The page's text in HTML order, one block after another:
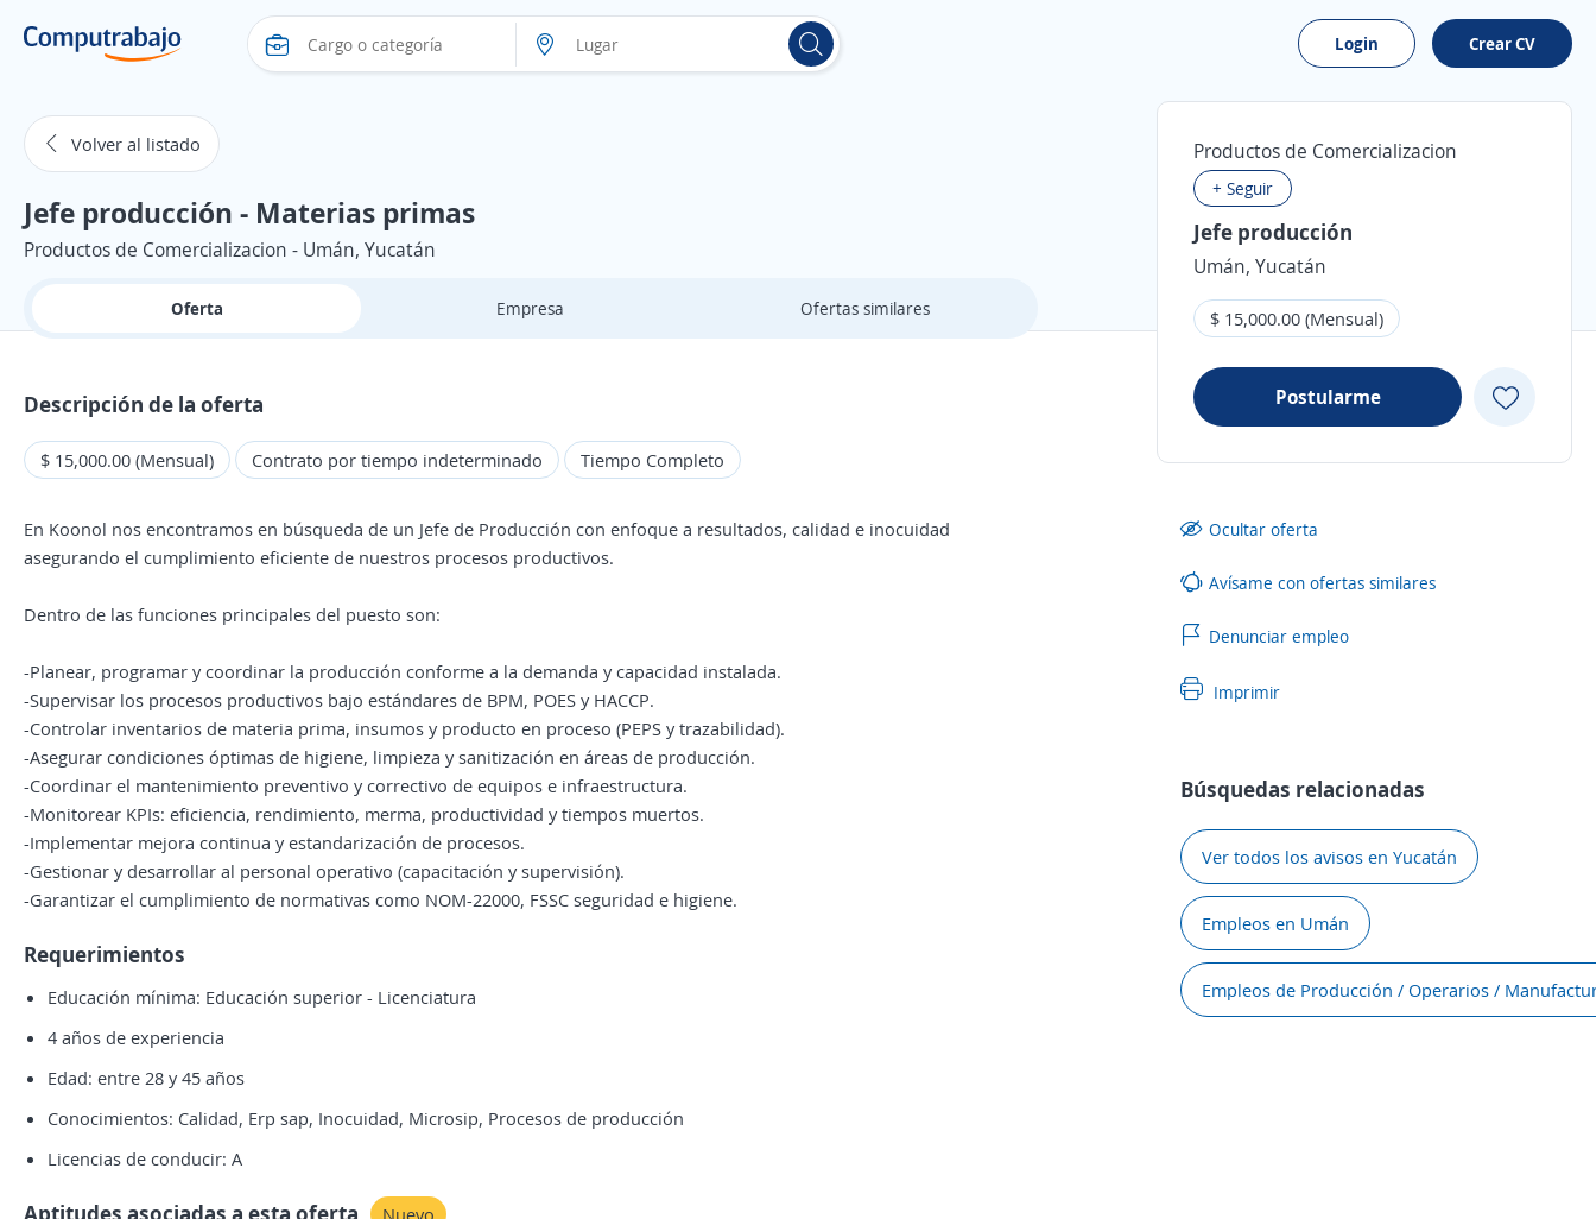
Login Crear CV
Volver al listado
Jefe producción - Materias primas
Productos de Comercializacion - Umán, Yucatán
Oferta Empresa Ofertas similares
Descripción de la oferta
$ 15,000.00 (Mensual) Contrato por tiempo indeterminado Tiempo Completo
En Koonol nos encontramos en búsqueda de un Jefe de Producción con enfoque a resultados, calidad e inocuidad
asegurando el cumplimiento eficiente de nuestros procesos productivos.
Dentro de las funciones principales del puesto son:
-Planear, programar y coordinar la producción conforme a la demanda y capacidad instalada.
-Supervisar los procesos productivos bajo estándares de BPM, POES y HACCP.
-Controlar inventarios de materia prima, insumos y producto en proceso (PEPS y trazabilidad).
-Asegurar condiciones óptimas de higiene, limpieza y sanitización en áreas de producción.
-Coordinar el mantenimiento preventivo y correctivo de equipos e infraestructura.
-Monitorear KPIs: eficiencia, rendimiento, merma, productividad y tiempos muertos.
-Implementar mejora continua y estandarización de procesos.
-Gestionar y desarrollar al personal operativo (capacitación y supervisión).
-Garantizar el cumplimiento de normativas como NOM-22000, FSSC seguridad e higiene.
Requerimientos
Educación mínima: Educación superior - Licenciatura
4 años de experiencia
Edad: entre 28 y 45 años
Conocimientos: Calidad, Erp sap, Inocuidad, Microsip, Procesos de producción
Licencias de conducir: A
Aptitudes asociadas a esta oferta Nuevo
Productos de Comercializacion
+ Seguir
Jefe producción
Umán, Yucatán
$ 15,000.00 (Mensual)
Postularme
Ocultar oferta
Avísame con ofertas similares
Denunciar empleo
Imprimir
Búsquedas relacionadas
Ver todos los avisos en Yucatán
Empleos en Umán
Empleos de Producción / Operarios /